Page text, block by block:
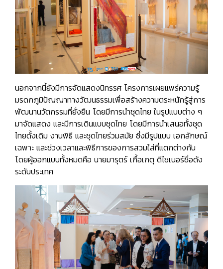
นอกจากนี้ยังมีการจัดแสดงนิทรรศ โครงการเผยแพร่ความรู้
มรดกภูมิปัญญาทางวัฒนธรรมเพื่อสร้างความตระหนักรู้สู่การ
พัฒนานวัตกรรมที่ยั่งยืน โดยมีการนำชุดไทย ในรูปแบบต่าง ๆ
มาจัดแสดง และมีการเดินแบบชุดไทย โดยมีการนำเสนอทั้งชุด
ไทยดั้งเดิม งานพิธี และชุดไทยร่วมสมัย ซึ่งมีรูปแบบ เอกลักษณ์
เฉพาะ และช่วงเวลาและพิธีการของการสวมใส่ที่แตกต่างกัน
โดยผู้ออกแบบทั้งหมดคือ นายมารุตร์ เกื้อเกตุ ดีไซเนอร์ชื่อดัง
ระดับประเทศ